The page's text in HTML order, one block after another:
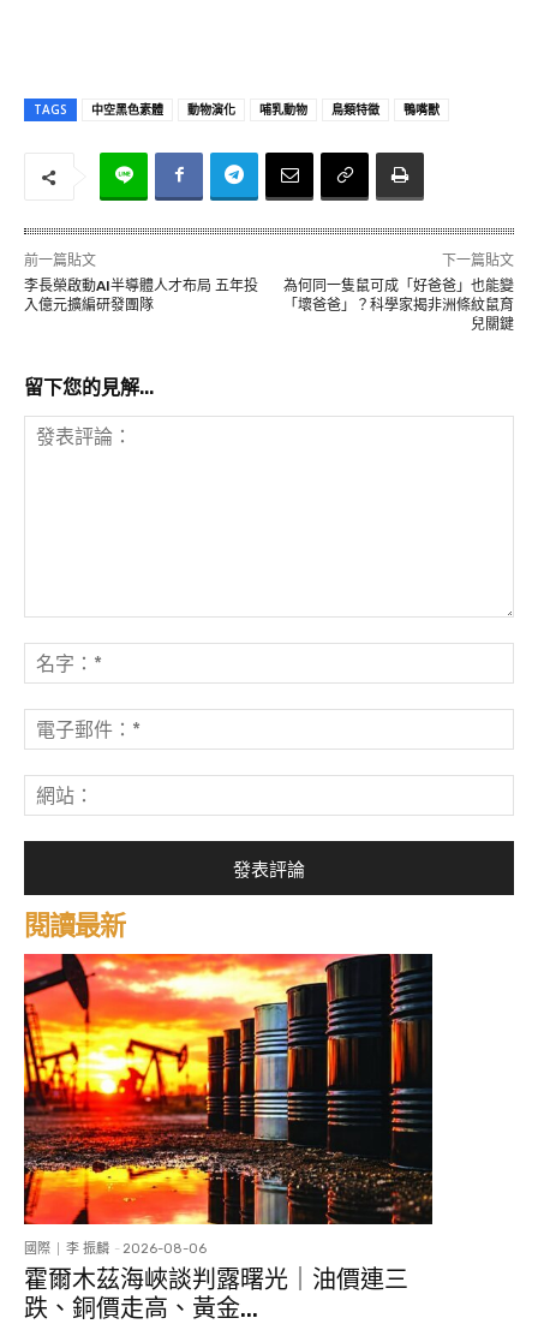
TAGS 中空黑色素體 動物演化 哺乳動物 鳥類特徵 鴨嘴獸
前一篇貼文
李長榮啟動AI半導體人才布局 五年投
入億元擴編研發團隊
下一篇貼文
為何同一隻鼠可成「好爸爸」也能變
「壞爸爸」？科學家揭非洲條紋鼠育
兒關鍵
留下您的見解...
表
評
論：
字
*
子
郵
*站
閱讀最新
國際 李 振麟 - 2026-08-06
霍爾木茲海峽談判露曙光｜油價連三
跌、銅價走高、黃金...